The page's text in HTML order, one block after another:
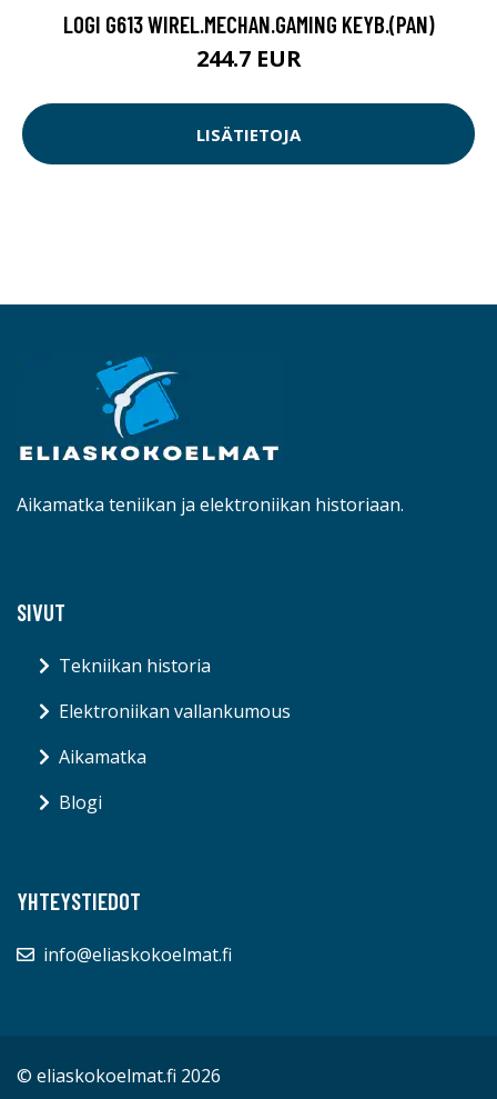
LOGI G613 WIREL.MECHAN.GAMING KEYB.(PAN)
244.7 EUR
LISÄTIETOJA
Aikamatka teniikan ja elektroniikan historiaan.
SIVUT
Tekniikan historia
Elektroniikan vallankumous
Aikamatka
Blogi
YHTEYSTIEDOT
info@eliaskokoelmat.fi
© eliaskokoelmat.fi 2026